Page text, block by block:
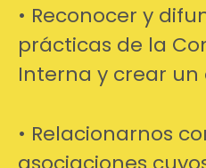
• Reconocer y
prácticas de la
Interna y crear un
• Relacionarnos